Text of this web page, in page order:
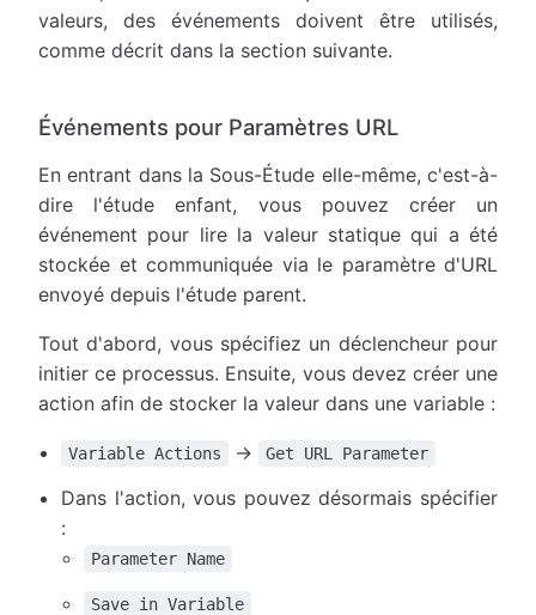
valeurs, des événements doivent être utilisés,
comme décrit dans la section suivante.
Événements pour Paramètres URL
En entrant dans la Sous-Étude elle-même, c'est-à-
dire l'étude enfant, vous pouvez créer un
événement pour lire la valeur statique qui a été
stockée et communiquée via le paramètre d'URL
envoyé depuis l'étude parent.
Tout d'abord, vous spécifiez un déclencheur pour
initier ce processus. Ensuite, vous devez créer une
action afin de stocker la valeur dans une variable :
Variable Actions → Get URL Parameter
Dans l'action, vous pouvez désormais spécifier
:
Parameter Name
Save in Variable